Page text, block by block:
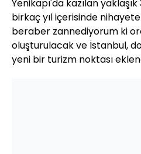
Yenikapı'da kazılan
birkaç yıl içerisinde
beraber zannediyorum ki
oluşturulacak ve İstanbul,
yeni bir turizm noktası